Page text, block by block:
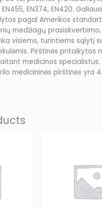
EN374, EN420.
pagal Amerikos
medžiagų
visiems, turintiems sąlytį
Pirštinės pritaikytos
medicinos specialistus.
medicininės pirštinės yra 4